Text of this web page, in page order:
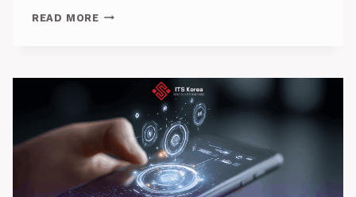
한
준
READ MORELAYER-
아
처
태
계
성